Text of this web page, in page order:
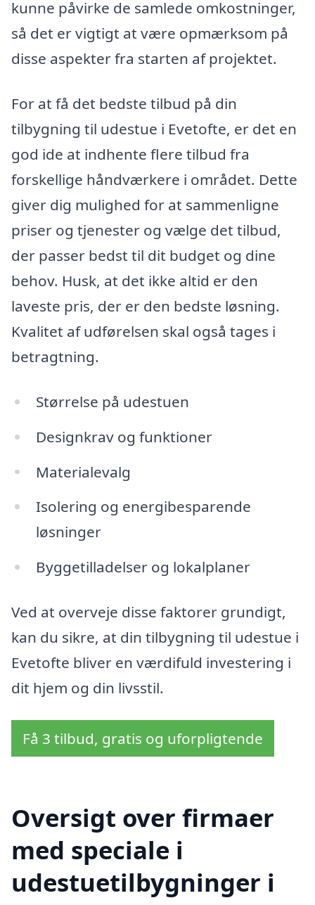
kunne påvirke de samlede omkostninger,
så det er vigtigt at være opmærksom på
disse aspekter fra starten af projektet.
For at få det bedste tilbud på din
tilbygning til udestue i Evetofte, er det en
god ide at indhente flere tilbud fra
forskellige håndværkere i området. Dette
giver dig mulighed for at sammenligne
priser og tjenester og vælge det tilbud,
der passer bedst til dit budget og dine
behov. Husk, at det ikke altid er den
laveste pris, der er den bedste løsning.
Kvalitet af udførelsen skal også tages i
betragtning.
Størrelse på udestuen
Designkrav og funktioner
Materialevalg
Isolering og energibesparende
løsninger
Byggetilladelser og lokalplaner
Ved at overveje disse faktorer grundigt,
kan du sikre, at din tilbygning til udestue i
Evetofte bliver en værdifuld investering i
dit hjem og din livsstil.
Få 3 tilbud, gratis og uforpligtende
Oversigt over firmaer
med speciale i
udestuetilbygninger i